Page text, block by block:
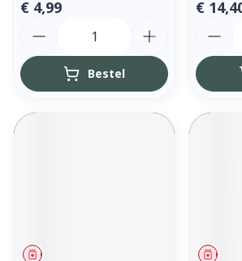
€ 4,99
Bestel
€
Geneesmiddel